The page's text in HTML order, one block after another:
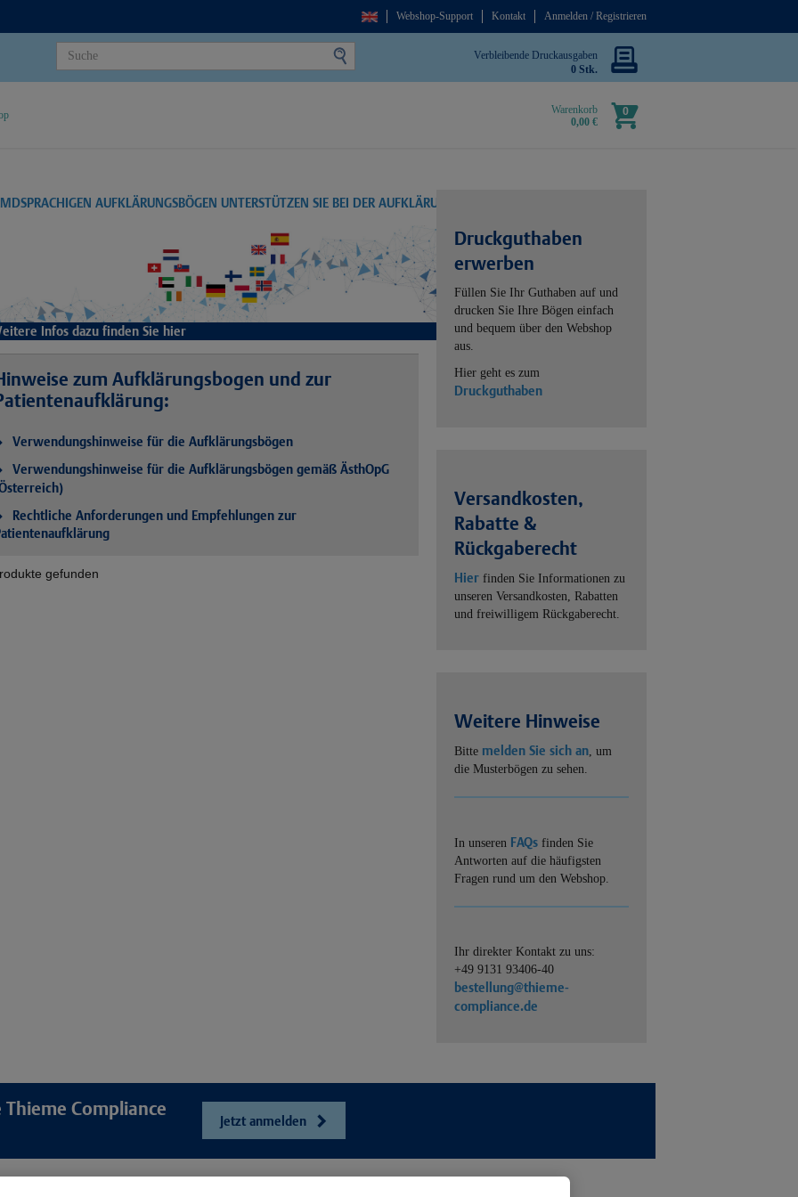
Webshop-Support Kontakt Anmelden / Registrieren
Verbleibende Druckausgaben
0 Stk.
Warenkorb
0,00 €
0
AUFKLÄRUNGSBÖGEN UNTERSTÜTZEN SIE BEI DER AUFKLÄRUNG
Infos dazu finden Sie hier
zum Aufklärungsbogen und zur
Verwendungshinweise für die Aufklärungsbögen
Verwendungshinweise für die Aufklärungsbögen gemäß ÄsthOpG
Rechtliche Anforderungen und Empfehlungen zur
gefunden
Druckguthaben
erwerben
Füllen Sie Ihr Guthaben auf und
drucken Sie Ihre Bögen einfach
und bequem über den Webshop
aus.
Hier geht es zum
Druckguthaben
Versandkosten,
Rabatte &
Rückgaberecht
Hier finden Sie Informationen zu
unseren Versandkosten, Rabatten
und freiwilligem Rückgaberecht.
Weitere Hinweise
Bitte melden Sie sich an, um
die Musterbögen zu sehen.
In unseren FAQs finden Sie
Antworten auf die häufigsten
Fragen rund um den Webshop.
Ihr direkter Kontakt zu uns:
+49 9131 93406-40
bestellung@thieme-
compliance.de
Compliance
Jetzt anmelden